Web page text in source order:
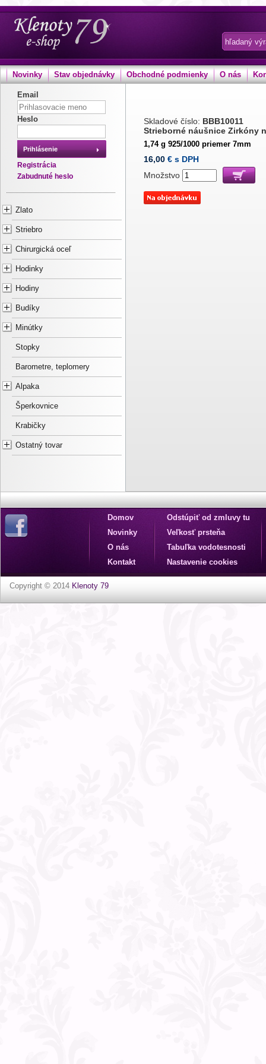
Novinky Stav objednávky Obchodné podmienky O nás
Email
Heslo
Prihlásenie
Registrácia
Zabudnuté heslo
Zlato
Striebro
Chirurgická oceľ
Hodinky
Hodiny
Budíky
Minútky
Stopky
Barometre, teplomery
Alpaka
Šperkovnice
Krabičky
Ostatný tovar
Skladové číslo: BBB10011
Strieborné náušnice Zirkóny
1,74 g 925/1000 priemer 7mm
16,00 € s DPH
Množstvo
Domov
Novinky
O nás
Kontakt
Odstúpiť od zmluvy tu
Veľkosť prsteňa
Tabuľka vodotesnosti
Nastavenie cookies
Copyright © 2014 Klenoty 79